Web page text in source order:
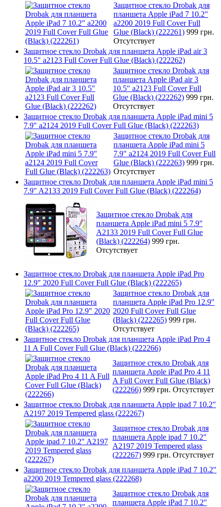
Защитное стекло Drobak для
планшета Apple iPad 7 10.2"
a2200 2019 Full Cover Full
Glue (Black) (222261) 999 грн.
Отсутствует
Защитное стекло Drobak для планшета Apple iPad air 3
10.5" a2123 Full Cover Full Glue (Black) (222262)
Защитное стекло Drobak для
планшета Apple iPad air 3
10.5" a2123 Full Cover Full
Glue (Black) (222262) 999 грн.
Отсутствует
Защитное стекло Drobak для планшета Apple iPad mini 5
7.9" a2124 2019 Full Cover Full Glue (Black) (222263)
Защитное стекло Drobak для
планшета Apple iPad mini 5
7.9" a2124 2019 Full Cover Full
Glue (Black) (222263) 999 грн.
Отсутствует
Защитное стекло Drobak для планшета Apple iPad mini 5
7.9" A2133 2019 Full Cover Full Glue (Black) (222264)
Защитное стекло Drobak для
планшета Apple iPad mini 5 7.9"
A2133 2019 Full Cover Full Glue
(Black) (222264) 999 грн.
Отсутствует
Защитное стекло Drobak для планшета Apple iPad Pro
12.9" 2020 Full Cover Full Glue (Black) (222265)
Защитное стекло Drobak для
планшета Apple iPad Pro 12.9"
2020 Full Cover Full Glue
(Black) (222265) 999 грн.
Отсутствует
Защитное стекло Drobak для планшета Apple iPad Pro 4
11 A Full Cover Full Glue (Black) (222266)
Защитное стекло Drobak для
планшета Apple iPad Pro 4 11
A Full Cover Full Glue (Black)
(222266) 999 грн. Отсутствует
Защитное стекло Drobak для планшета Apple ipad 7 10.2"
A2197 2019 Tempered glass (222267)
Защитное стекло Drobak для
планшета Apple ipad 7 10.2"
A2197 2019 Tempered glass
(222267) 999 грн. Отсутствует
Защитное стекло Drobak для планшета Apple iPad 7 10.2"
a2200 2019 Tempered glass (222268)
Защитное стекло Drobak для
планшета Apple iPad 7 10.2"